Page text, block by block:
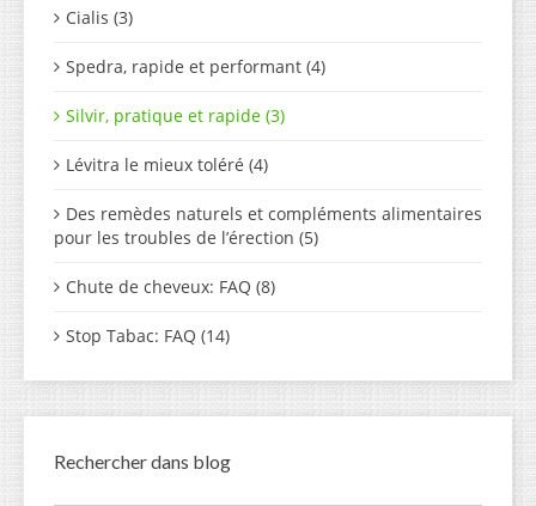
Cialis (3)
Spedra, rapide et performant (4)
Silvir, pratique et rapide (3)
Lévitra le mieux toléré (4)
Des remèdes naturels et compléments alimentaires
pour les troubles de l’érection (5)
Chute de cheveux: FAQ (8)
Stop Tabac: FAQ (14)
Rechercher dans blog